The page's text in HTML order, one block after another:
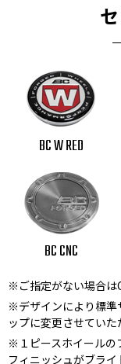
BC W RED
BC CNC
※ご指定がない場合は
※デザインにより標準
ップに変更させていた
※１ピースホイールの
フィニッシュがブラ